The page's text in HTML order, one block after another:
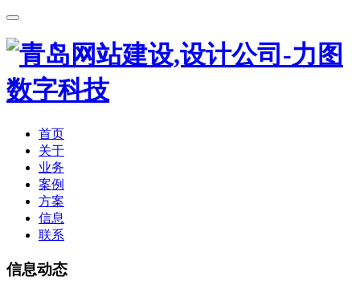
首页
关于
业务
案例
方案
信息
联系
信息动态